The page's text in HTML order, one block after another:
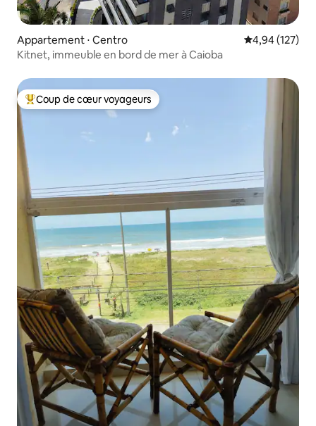
Appartement ⋅ Centro Évaluation
4,94 (127)
Kitnet, immeuble en bord de mer à Caioba
Coups de cœur voyageurs les plus appréciés
Coup de cœur voyageurs